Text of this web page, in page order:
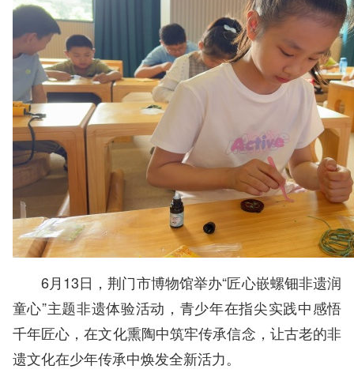
6月13日，荆门市博物馆举办“匠心嵌螺钿非遗润
童心”主题非遗体验活动，青少年在指尖实践中感悟
千年匠心，在文化熏陶中筑牢传承信念，让古老的非
遗文化在少年传承中焕发全新活力。